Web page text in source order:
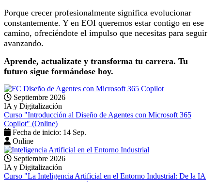
Porque crecer profesionalmente significa evolucionar
constantemente. Y en EOI queremos estar contigo en ese
camino, ofreciéndote el impulso que necesitas para seguir
avanzando.
Aprende, actualízate y transforma tu carrera. Tu
futuro sigue formándose hoy.
Septiembre 2026
IA y Digitalización
Curso "Introducción al Diseño de Agentes con Microsoft 365
Copilot" (Online)
Fecha de inicio: 14 Sep.
Online
Septiembre 2026
IA y Digitalización
Curso "La Inteligencia Artificial en el Entorno Industrial: De la IA